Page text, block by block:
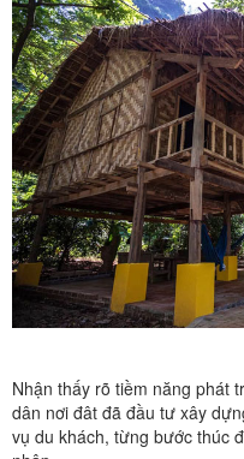
Nhận thấy rõ tiềm năng phát
dân nơi đât đã đầu tư xây
vụ du khách, từng bước thúc